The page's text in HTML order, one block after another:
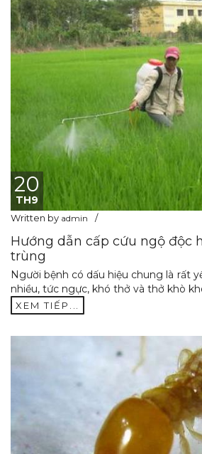
20
TH9
Written by admin
Hướng dẫn cấp cứu ngộ độc
trùng
Người bệnh có dấu hiệu chung là rất
nhiều, tức ngực, khó thở và thở khò
XEM TIẾP...